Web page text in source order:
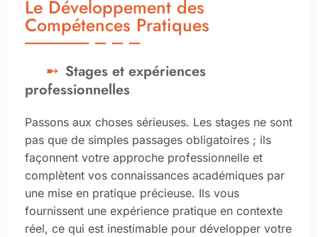
Le Développement des
Compétences Pratiques
Stages et expériences
professionnelles
Passons aux choses sérieuses. Les stages ne sont
pas que de simples passages obligatoires ; ils
façonnent votre approche professionnelle et
complètent vos connaissances académiques par
une mise en pratique précieuse. Ils vous
fournissent une expérience pratique en contexte
réel, ce qui est inestimable pour développer votre